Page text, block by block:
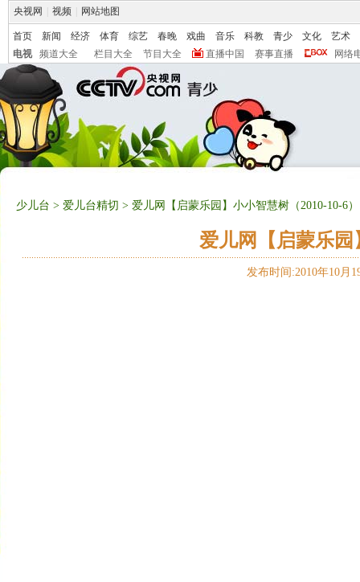
央视网 视频 网站地图
首页 新闻 经济 体育 综艺 春晚 戏曲 音乐 科教 青少 文化
艺术
电视
频道大全 栏目大全 节目大全 直播中国 赛事直播 网络
少儿台 > 爱儿台精切 > 爱儿网【启蒙乐园】小小智慧树（2010-10-6）
爱儿网【启蒙乐园
发布时间:2010年10月